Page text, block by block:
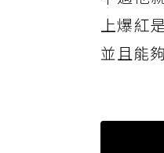
上爆紅
並且能